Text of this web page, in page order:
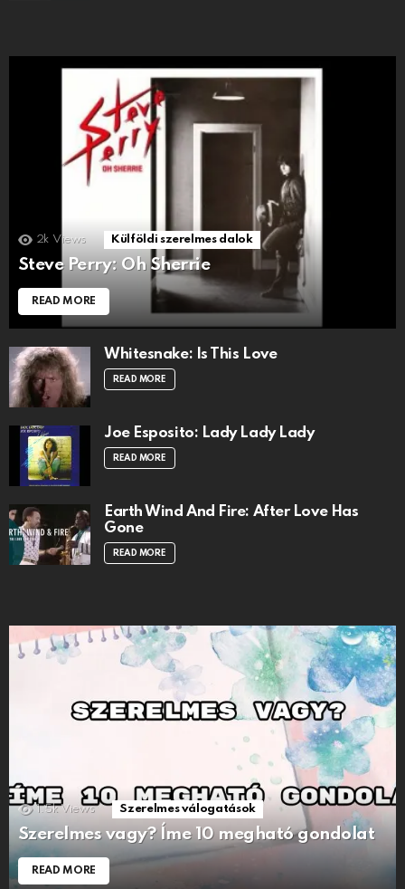
2k Views Külföldi szerelmes dalok
Steve Perry: Oh Sherrie
READ MORE
Whitesnake: Is This Love
READ MORE
Joe Esposito: Lady Lady Lady
READ MORE
Earth Wind And Fire: After Love Has
Gone
READ MORE
1.5k Views Szerelmes válogatások
Szerelmes vagy? Íme 10 megható gondolat
READ MORE